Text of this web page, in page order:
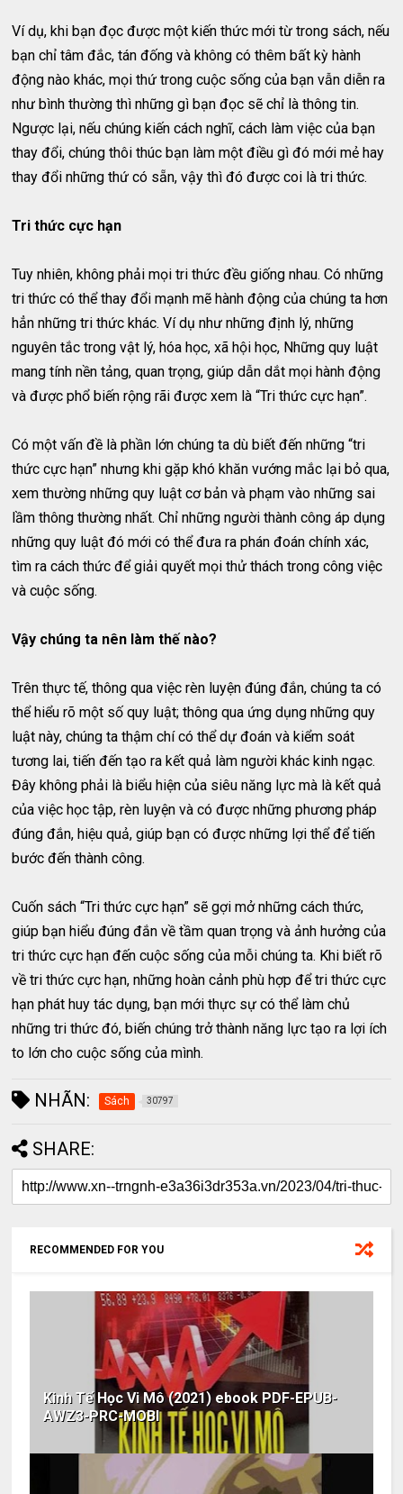
Ví dụ, khi bạn đọc được một kiến thức mới từ trong sách, nếu
bạn chỉ tâm đắc, tán đống và không có thêm bất kỳ hành
động nào khác, mọi thứ trong cuộc sống của bạn vẫn diễn ra
như bình thường thì những gì bạn đọc sẽ chỉ là thông tin.
Ngược lại, nếu chúng kiến cách nghĩ, cách làm việc của bạn
thay đổi, chúng thôi thúc bạn làm một điều gì đó mới mẻ hay
thay đổi những thứ có sẵn, vậy thì đó được coi là tri thức.
Tri thức cực hạn
Tuy nhiên, không phải mọi tri thức đều giống nhau. Có những
tri thức có thể thay đổi mạnh mẽ hành động của chúng ta hơn
hẳn những tri thức khác. Ví dụ như những định lý, những
nguyên tắc trong vật lý, hóa học, xã hội học, Những quy luật
mang tính nền tảng, quan trọng, giúp dẫn dắt mọi hành động
và được phổ biến rộng rãi được xem là “Tri thức cực hạn”.
Có một vấn đề là phần lớn chúng ta dù biết đến những “tri
thức cực hạn” nhưng khi gặp khó khăn vướng mắc lại bỏ qua,
xem thường những quy luật cơ bản và phạm vào những sai
lầm thông thường nhất. Chỉ những người thành công áp dụng
những quy luật đó mới có thể đưa ra phán đoán chính xác,
tìm ra cách thức để giải quyết mọi thử thách trong công việc
và cuộc sống.
Vậy chúng ta nên làm thế nào?
Trên thực tế, thông qua việc rèn luyện đúng đắn, chúng ta có
thể hiểu rõ một số quy luật; thông qua ứng dụng những quy
luật này, chúng ta thậm chí có thể dự đoán và kiểm soát
tương lai, tiến đến tạo ra kết quả làm người khác kinh ngạc.
Đây không phải là biểu hiện của siêu năng lực mà là kết quả
của việc học tập, rèn luyện và có được những phương pháp
đúng đắn, hiệu quả, giúp bạn có được những lợi thể để tiến
bước đến thành công.
Cuốn sách “Tri thức cực hạn” sẽ gợi mở những cách thức,
giúp bạn hiểu đúng đắn về tầm quan trọng và ảnh hưởng của
tri thức cực hạn đến cuộc sống của mỗi chúng ta. Khi biết rõ
về tri thức cực hạn, những hoàn cảnh phù hợp để tri thức cực
hạn phát huy tác dụng, bạn mới thực sự có thể làm chủ
những tri thức đó, biến chúng trở thành năng lực tạo ra lợi ích
to lớn cho cuộc sống của mình.
NHÃN: Sách 30797
SHARE:
RECOMMENDED FOR YOU
Kinh Tế Học Vi Mô (2021) ebook PDF-EPUB-
AWZ3-PRC-MOBI